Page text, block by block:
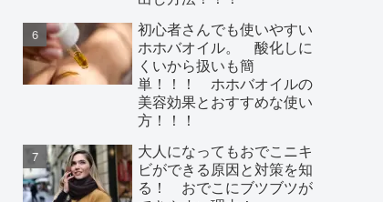
初心者さんでも使いやすい
ホホバオイル。 酸化しに
くいから扱いも簡
単！！！ ホホバオイルの
美容効果とおすすめな使い
方！！！
大人になってもおでこニキ
ビができる原因と対策を知
る！ おでこにブツブツが